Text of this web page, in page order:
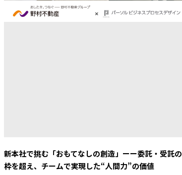
新本社で挑む「おもてなしの創造」ーー委託・受託の
枠を超え、チームで実現した“人間力”の価値